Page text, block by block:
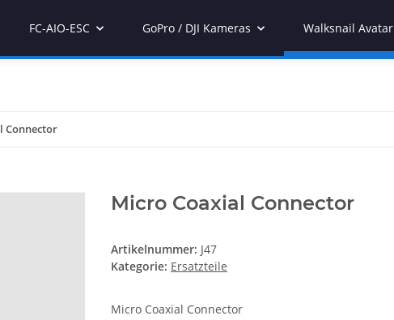
FC-AIO-ESC GoPro / DJI Kameras Walksnail Avatar
Connector
Micro Coaxial Connector
Artikelnummer: J47
Kategorie: Ersatzteile
Micro Coaxial Connector